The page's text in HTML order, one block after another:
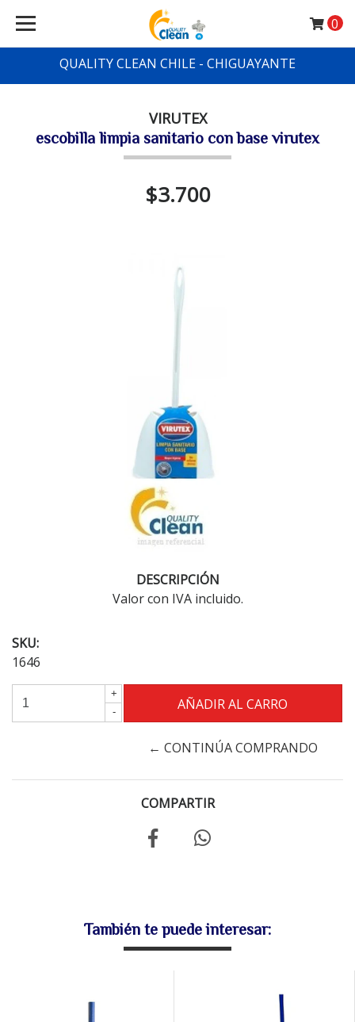
QUALITY CLEAN CHILE - CHIGUAYANTE
0
VIRUTEX
escobilla limpia sanitario con base virutex
$3.700
DESCRIPCIÓN
Valor con IVA incluido.
SKU:
1646
+
-
← CONTINÚA COMPRANDO
COMPARTIR
También te puede interesar: